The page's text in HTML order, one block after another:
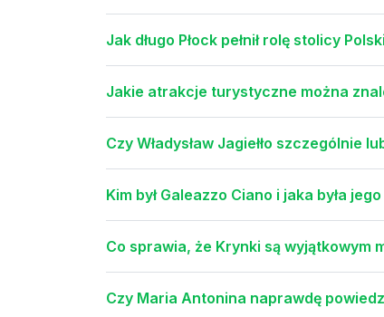
Jak długo Płock pełnił rolę stolicy
Jakie atrakcje turystyczne można
Czy Władysław Jagiełło szczególnie
Kim był Galeazzo Ciano i jaka była
Co sprawia, że Krynki są wyjątkowym
Czy Maria Antonina naprawdę